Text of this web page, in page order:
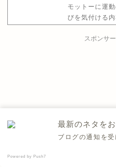
モットーに運
びを気付ける
てくれたらコ
スポンサ
最新のネタを
ブログの通知を
Powered by Push7